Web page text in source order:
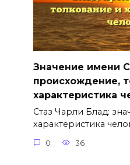
Значение имени
происхождение,
характеристика
Стаз Чарли Блад:
характеристика
0 36